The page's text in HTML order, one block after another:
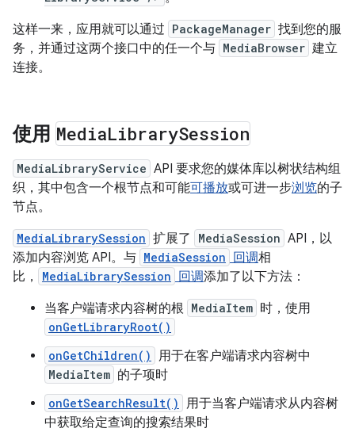
这样一来，应用就可以通过 PackageManager 找到您的服
务，并通过这两个接口中的任一个与 MediaBrowser 建立
连接。
使用 MediaLibrarySession
MediaLibraryService API 要求您的媒体库以树状结构组
织，其中包含一个根节点和可能可播放或可进一步浏览的子
节点。
MediaLibrarySession 扩展了 MediaSession API，以
添加内容浏览 API。与 MediaSession 回调相
比，
MediaLibrarySession 回调添加了以下方法：
当客户端请求内容树的根 MediaItem 时，使用
onGetLibraryRoot()
onGetChildren()
用于在客户端请求内容树中
MediaItem 的子项时
onGetSearchResult()
用于当客户端请求从内容树
中获取给定查询的搜索结果时